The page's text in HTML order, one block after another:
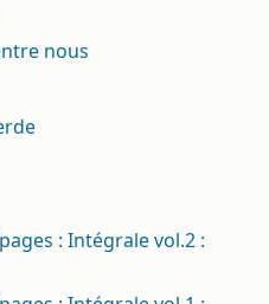
nous
: Intégrale vol.2 :